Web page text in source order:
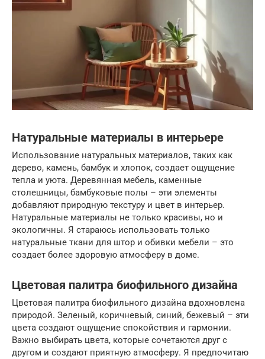
Натуральные материалы в интерьере
Использование натуральных материалов, таких как
дерево, камень, бамбук и хлопок, создает ощущение
тепла и уюта. Деревянная мебель, каменные
столешницы, бамбуковые полы – эти элементы
добавляют природную текстуру и цвет в интерьер.
Натуральные материалы не только красивы, но и
экологичны. Я стараюсь использовать только
натуральные ткани для штор и обивки мебели – это
создает более здоровую атмосферу в доме.
Цветовая палитра биофильного дизайна
Цветовая палитра биофильного дизайна вдохновлена
природой. Зеленый, коричневый, синий, бежевый – эти
цвета создают ощущение спокойствия и гармонии.
Важно выбирать цвета, которые сочетаются друг с
другом и создают приятную атмосферу. Я предпочитаю